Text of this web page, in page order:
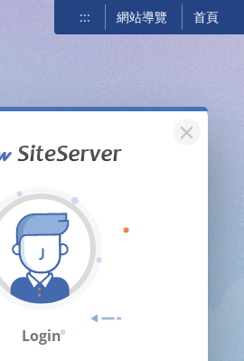
::: 網站導覽 首頁
關閉
Login